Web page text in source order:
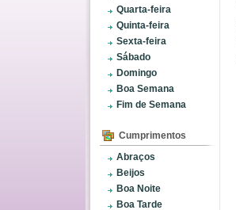
Quarta-feira
Quinta-feira
Sexta-feira
Sábado
Domingo
Boa Semana
Fim de Semana
Cumprimentos
Abraços
Beijos
Boa Noite
Boa Tarde